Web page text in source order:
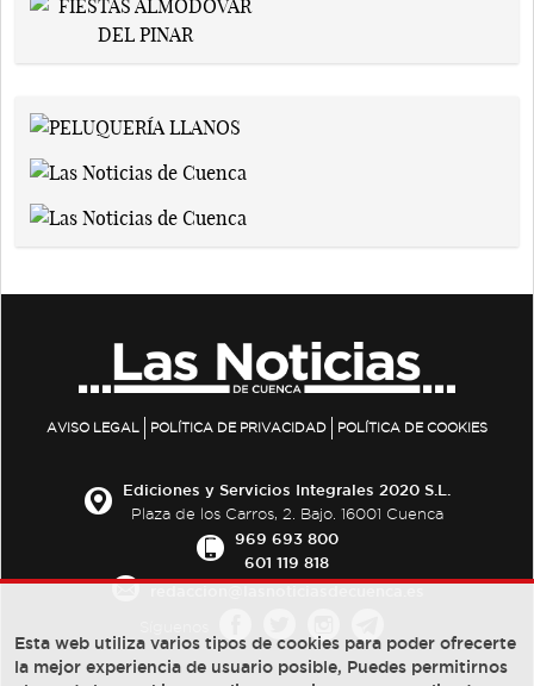
AVISO LEGAL POLÍTICA DE PRIVACIDAD POLÍTICA DE COOKIES
Ediciones y Servicios Integrales 2020 S.L.
Plaza de los Carros, 2. Bajo. 16001 Cuenca
969 693 800
601 119 818
Esta web utiliza varios tipos de cookies para poder ofrecerte
la mejor experiencia de usuario posible, Puedes permitirnos